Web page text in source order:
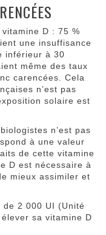
D : 75 %
une insuffisance
inférieur à 30
même des taux
carencées. Cela
n’est pas
solaire est
n’est pas
à une valeur
de cette vitamine
D est nécessaire à
mieux assimiler et
de 2 000 UI (Unité
sa vitamine D